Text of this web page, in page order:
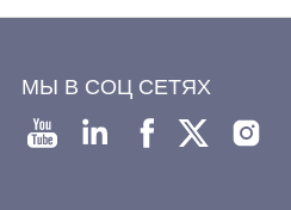
МЫ В СОЦ СЕТЯХ